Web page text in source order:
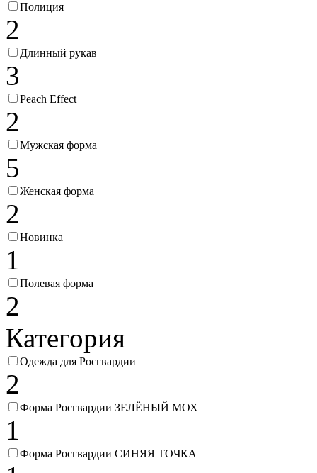
Полиция
2
Длинный рукав
3
Peach Effect
2
Мужская форма
5
Женская форма
2
Новинка
1
Полевая форма
2
Категория
Одежда для Росгвардии
2
Форма Росгвардии ЗЕЛЁНЫЙ МОХ
1
Форма Росгвардии СИНЯЯ ТОЧКА